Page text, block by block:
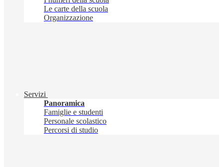
Le carte della scuola
Organizzazione
Servizi
Panoramica
Famiglie e studenti
Personale scolastico
Percorsi di studio